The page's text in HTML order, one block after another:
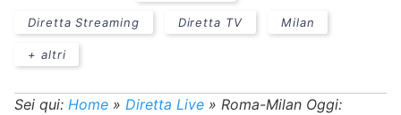
Diretta Streaming Diretta TV Milan
+ altri
Sei qui: Home » Diretta Live » Roma-Milan Oggi: